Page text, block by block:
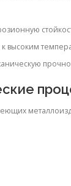
к высоким